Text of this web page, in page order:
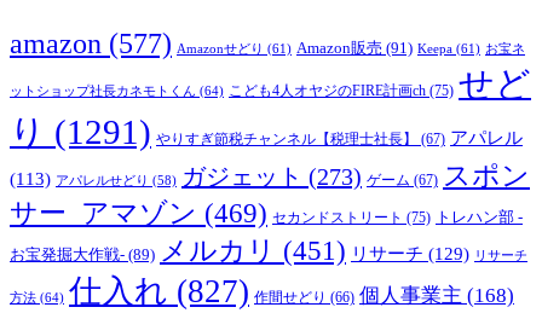
amazon (577) Amazonせどり (61) Amazon販売 (91) Keepa (61) お宝ネ
ットショップ社長カネモトくん (64) こども4人オヤジのFIRE計画ch (75) せど
り (1291) やりすぎ節税チャンネル【税理士社長】 (67) アパレル
(113) アパレルせどり (58) ガジェット (273) ゲーム (67) スポン
サー_アマゾン (469) セカンドストリート (75) トレハン部 -
お宝発掘大作戦- (89) メルカリ (451) リサーチ (129) リサーチ
方法 (64) 仕入れ (827) 作間せどり (66) 個人事業主 (168)